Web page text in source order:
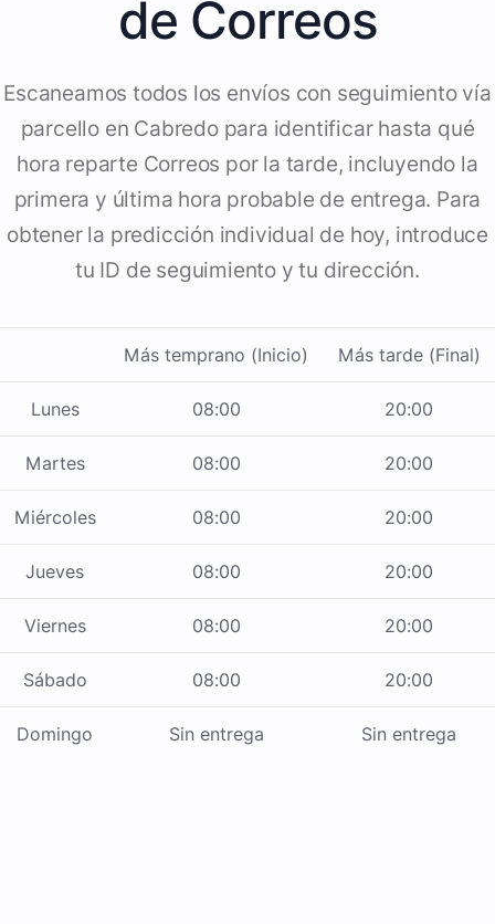
de Correos
Escaneamos todos los envíos con seguimiento vía
parcello en Cabredo para identificar hasta qué
hora reparte Correos por la tarde, incluyendo la
primera y última hora probable de entrega. Para
obtener la predicción individual de hoy, introduce
tu ID de seguimiento y tu dirección.
Más temprano (Inicio) Más tarde (Final)
Lunes 08:00 20:00
Martes 08:00 20:00
Miércoles 08:00 20:00
Jueves 08:00 20:00
Viernes 08:00 20:00
Sábado 08:00 20:00
Domingo Sin entrega Sin entrega